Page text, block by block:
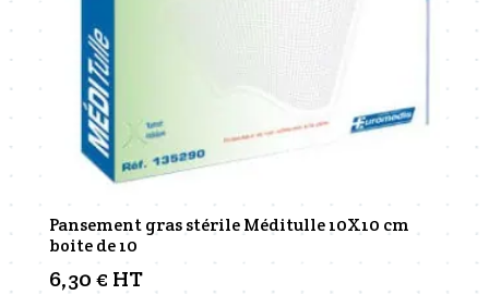
Pansement gras stérile Méditulle 10X10 cm
boite de 10
6,30€ HT